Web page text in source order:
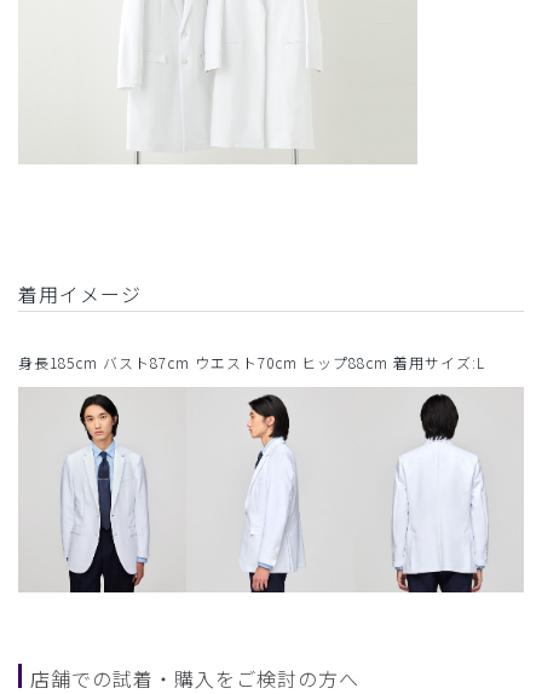
着用イメージ
身長185cm バスト87cm ウエスト70cm ヒップ88cm 着用サイズ:L
店舗での試着・購入をご検討の方へ